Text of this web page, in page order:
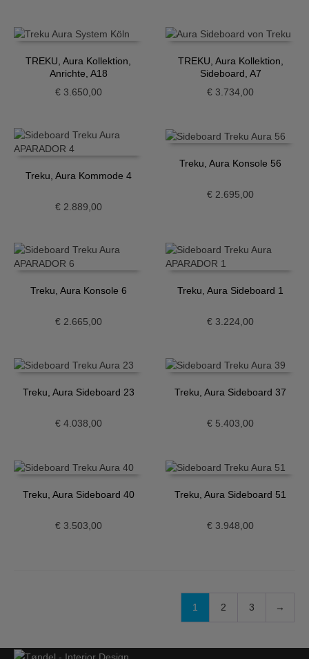
TREKU, Aura Kollektion,
Anrichte, A18
€3.650,00
TREKU, Aura Kollektion,
Sideboard, A7
€ 3.734,00
Treku, Aura Kommode 4
€2.889,00
Treku, Aura Konsole 56
€ 2.695,00
Treku, Aura Konsole 6
€2.665,00
Treku, Aura Sideboard 1
€ 3.224,00
Treku, Aura Sideboard 23
€4.038,00
Treku, Aura Sideboard 37
€ 5.403,00
Treku, Aura Sideboard 40
€3.503,00
Treku, Aura Sideboard 51
€ 3.948,00
1 2 3 →